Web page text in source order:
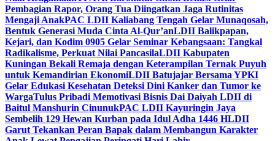
Pembagian Rapor, Orang Tua Diingatkan Jaga Rutinitas
Mengaji AnakPAC LDII Kaliabang Tengah Gelar Munaqosah,
Bentuk Generasi Muda Cinta Al-Qur’anLDII Balikpapan,
Kejari, dan Kodim 0905 Gelar Seminar Kebangsaan: Tangkal
Radikalisme, Perkuat Nilai PancasilaLDII Kabupaten
Kuningan Bekali Remaja dengan Keterampilan Ternak Puyuh
untuk Kemandirian EkonomiLDII Batujajar Bersama YPKI
Gelar Edukasi Kesehatan Deteksi Dini Kanker dan Tumor ke
WargaTulus Pribadi Memotivasi Bisnis Dai Daiyah LDII di
Baitul Manshurin CinunukPAC LDII Kayuringin Jaya
Sembelih 129 Hewan Kurban pada Idul Adha 1446 HLDII
Garut Tekankan Peran Bapak dalam Membangun Karakter